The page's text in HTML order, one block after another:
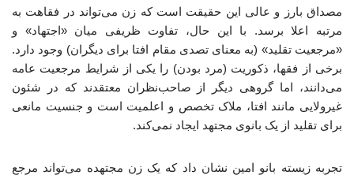
مصداق بارز و عالی این حقیقت است که زن می‌تواند در فقاهت به
مرتبه اعلا برسد. با این حال، تفاوت ظریفی میان «اجتهاد» و
«مرجعیت تقلید» (به معنای تصدی مقام افتا برای دیگران) وجود دارد.
برخی از فقها، ذکوریت (مرد بودن) را یکی از شرایط مرجعیت عامه
می‌دانند، اما گروهی دیگر از صاحب‌نظران معتقدند که در شئون
غیرولایی مانند افتا، ملاک تخصص و اعلمیت است و جنسیت مانعی
برای تقلید از یک بانوی مجتهد ایجاد نمی‌کند.
تجربه زیسته بانو امین نشان داد که یک زن مجتهده می‌تواند مرجع